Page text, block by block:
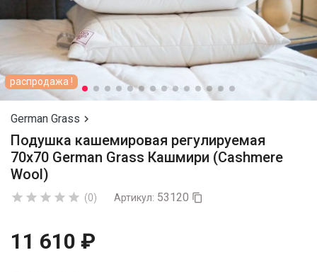
распродажа !
German Grass 
Подушка кашемировая регулируемая
70х70 German Grass Кашмири (Cashmere
Wool)
     (0) Артикул: 53120 
11 610 ₽